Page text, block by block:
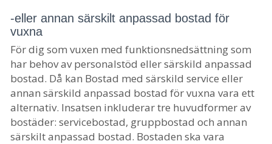
-eller annan särskilt anpassad bostad för
vuxna
För dig som vuxen med funktionsnedsättning som
har behov av personalstöd eller särskild anpassad
bostad. Då kan Bostad med särskild service eller
annan särskild anpassad bostad för vuxna vara ett
alternativ. Insatsen inkluderar tre huvudformer av
bostäder: servicebostad, gruppbostad och annan
särskilt anpassad bostad. Bostaden ska vara